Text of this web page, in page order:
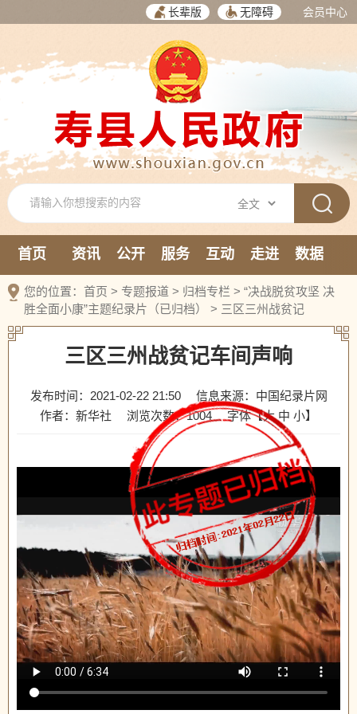
长辈版 无障碍 会员中心
首页 资讯 公开 服务 互动 走进
数据
新媒体
您的位置： 首页 > 专题报道 > 归档专栏 > “决战脱贫攻坚 决
胜全面小康”主题纪录片（已归档）
> 三区三州战贫记
三区三州战贫记车间声响
发布时间：2021-02-22 21:50
信息来源：中国纪录片网
作者：新华社
浏览次数：1004 字体【大 中 小】